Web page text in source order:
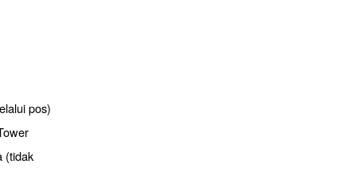
pos)
(tidak